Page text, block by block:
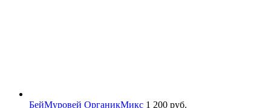
БейМуровей ОрганикМикс 1 200 руб.